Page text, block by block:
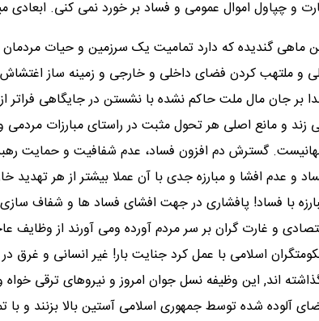
و چپاول اموال عمومی و فساد بر خورد نمی کنی. ابعادی
ماهی گندیده که دارد تمامیت یک سرزمین و حیات
و ملتهب کردن فضای داخلی و خارجی و زمینه ساز
بر جان مال ملت حاکم نشده با نشستن در جایگاهی فراتر
زند و مانع اصلی هر تحول مثبت در راستای مبارزات
گسترش دم افزون فساد، عدم شفافیت و حمایت
و عدم افشا و مبارزه جدی با آن عملا بیشتر از هر
با فساد! پافشاری در جهت افشای فساد ها و شفاف
و غارت گران بر سر مردم آورده ومی آورند از وظایف
اسلامی با عمل کرد جنایت بار! غیر انسانی و غرق
اند, این وظیفه نسل جوان امروز و نیروهای ترقی
آلوده شده توسط جمهوری اسلامی آستین بالا بزنند و با